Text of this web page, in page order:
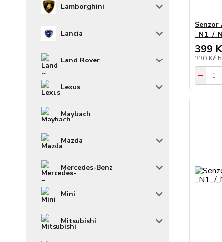
Lamborghini
Lancia
Land Rover
Lexus
Maybach
Mazda
Mercedes-Benz
Mini
Mitsubishi
Senzor
_N1_/
399
330 Kč